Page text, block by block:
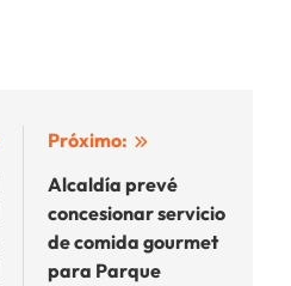
Próximo:
Alcaldía prevé
concesionar servicio
de comida gourmet
para Parque